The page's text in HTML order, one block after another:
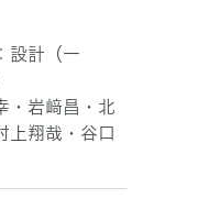
設計（一
・岩﨑昌・北
上翔哉・谷口